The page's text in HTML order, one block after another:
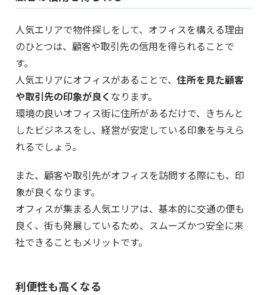
人気エリアで物件探しをして、オフィスを構える理由
のひとつは、顧客や取引先の信用を得られることで
す。
人気エリアにオフィスがあることで、 住所を見た顧客
や取引先の印象が良く なります。
環境の良いオフィス街に住所があるだけで、きちんと
したビジネスをし、経営が安定している印象を与えら
れるでしょう。
また、顧客や取引先がオフィスを訪問する際にも、印
象が良くなります。
オフィスが集まる人気エリアは、基本的に交通の便も
良く、街も発展しているため、スムーズかつ安全に来
社できることもメリットです。
利便性も高くなる